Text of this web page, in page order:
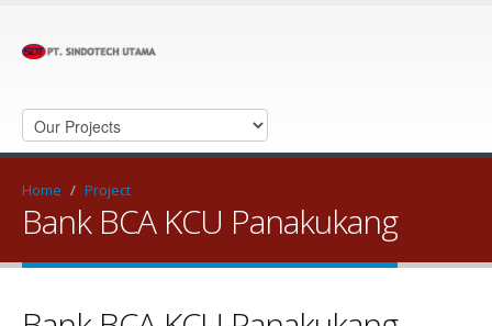
Home / Project
Bank BCA KCU Panakukang